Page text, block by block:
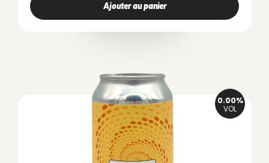
Ajouter au panier
0.00%
VOL